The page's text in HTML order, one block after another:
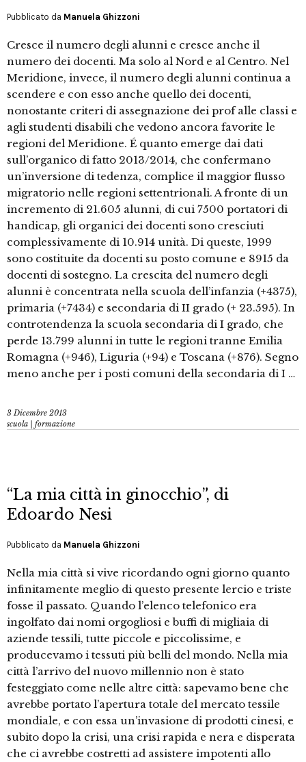
Pubblicato da Manuela Ghizzoni
Cresce il numero degli alunni e cresce anche il
numero dei docenti. Ma solo al Nord e al Centro. Nel
Meridione, invece, il numero degli alunni continua a
scendere e con esso anche quello dei docenti,
nonostante criteri di assegnazione dei prof alle classi e
agli studenti disabili che vedono ancora favorite le
regioni del Meridione. É quanto emerge dai dati
sull’organico di fatto 2013/2014, che confermano
un’inversione di tedenza, complice il maggior flusso
migratorio nelle regioni settentrionali. A fronte di un
incremento di 21.605 alunni, di cui 7500 portatori di
handicap, gli organici dei docenti sono cresciuti
complessivamente di 10.914 unità. Di queste, 1999
sono costituite da docenti su posto comune e 8915 da
docenti di sostegno. La crescita del numero degli
alunni è concentrata nella scuola dell’infanzia (+4375),
primaria (+7434) e secondaria di II grado (+ 23.595). In
controtendenza la scuola secondaria di I grado, che
perde 13.799 alunni in tutte le regioni tranne Emilia
Romagna (+946), Liguria (+94) e Toscana (+876). Segno
meno anche per i posti comuni della secondaria di I …
3 Dicembre 2013
scuola | formazione
“La mia città in ginocchio”, di
Edoardo Nesi
Pubblicato da Manuela Ghizzoni
Nella mia città si vive ricordando ogni giorno quanto
infinitamente meglio di questo presente lercio e triste
fosse il passato. Quando l’elenco telefonico era
ingolfato dai nomi orgogliosi e buffi di migliaia di
aziende tessili, tutte piccole e piccolissime, e
producevamo i tessuti più belli del mondo. Nella mia
città l’arrivo del nuovo millennio non è stato
festeggiato come nelle altre città: sapevamo bene che
avrebbe portato l’apertura totale del mercato tessile
mondiale, e con essa un’invasione di prodotti cinesi, e
subito dopo la crisi, una crisi rapida e nera e disperata
che ci avrebbe costretti ad assistere impotenti allo